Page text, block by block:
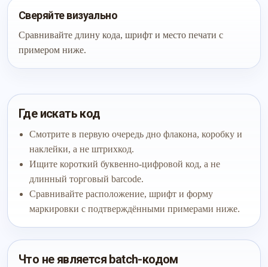
Сверяйте визуально
Сравнивайте длину кода, шрифт и место печати с
примером ниже.
Где искать код
Смотрите в первую очередь дно флакона, коробку и
наклейки, а не штрихкод.
Ищите короткий буквенно-цифровой код, а не
длинный торговый barcode.
Сравнивайте расположение, шрифт и форму
маркировки с подтверждёнными примерами ниже.
Что не является batch-кодом